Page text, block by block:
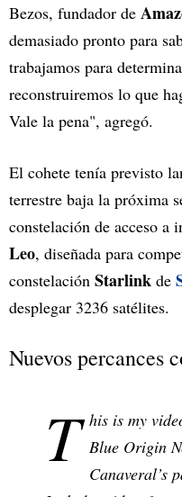
Bezos, fundador de
demasiado pronto para
trabajamos para
reconstruiremos lo que
Vale la pena", agregó.
El cohete tenía previsto
terrestre baja la próxima
constelación de acceso a
Leo, diseñada para
constelación Starlink de
desplegar 3236 satélites.
Nuevos percances
T his is my
Blue Origin
Canaveral’s